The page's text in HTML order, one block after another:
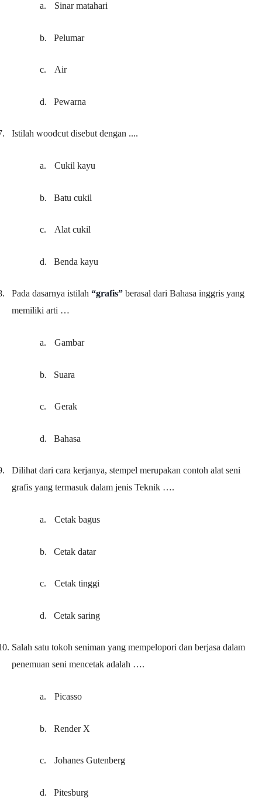
a. Sinar matahari
b. Pelumar
c. Air
d. Pewarna
Istilah woodcut disebut dengan ....
a. Cukil kayu
b. Batu cukil
c. Alat cukil
d. Benda kayu
Pada dasarnya istilah “grafis” berasal dari Bahasa inggris yang
memiliki arti …
a. Gambar
b. Suara
c. Gerak
d. Bahasa
Dilihat dari cara kerjanya, stempel merupakan contoh alat seni
grafis yang termasuk dalam jenis Teknik ….
a. Cetak bagus
b. Cetak datar
c. Cetak tinggi
d. Cetak saring
Salah satu tokoh seniman yang mempelopori dan berjasa dalam
penemuan seni mencetak adalah ….
a. Picasso
b. Render X
c. Johanes Gutenberg
d. Pitesburg